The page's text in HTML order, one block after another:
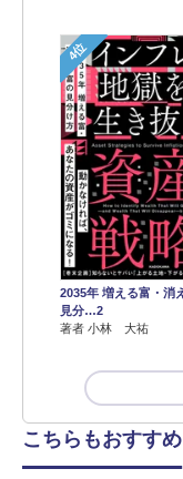
4位
2035年 増える富・消
見分…2
著者 小林 大祐
こちらもおすすめ